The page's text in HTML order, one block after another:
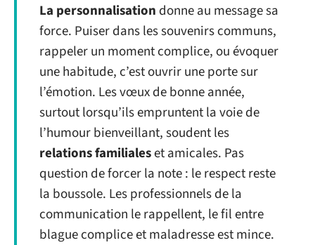
La personnalisation donne au message sa
force. Puiser dans les souvenirs communs,
rappeler un moment complice, ou évoquer
une habitude, c’est ouvrir une porte sur
l’émotion. Les vœux de bonne année,
surtout lorsqu’ils empruntent la voie de
l’humour bienveillant, soudent les
relations familialeset amicales. Pas
question de forcer la note : le respect reste
la boussole. Les professionnels de la
communication le rappellent, le fil entre
blague complice et maladresse est mince.